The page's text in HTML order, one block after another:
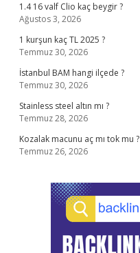
1.4 16 valf Clio kaç beygir ?
Ağustos 3, 2026
1 kurşun kaç TL 2025 ?
Temmuz 30, 2026
İstanbul BAM hangi ilçede ?
Temmuz 30, 2026
Stainless steel altın mı ?
Temmuz 28, 2026
Kozalak macunu aç mı tok mu ?
Temmuz 26, 2026